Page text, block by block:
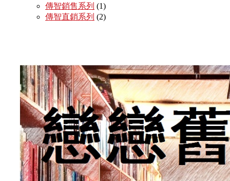
傳智銷售系列 (1)
傳智直銷系列 (2)